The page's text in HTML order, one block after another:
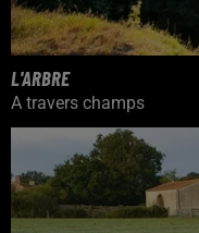
L'ARBRE
A travers champs